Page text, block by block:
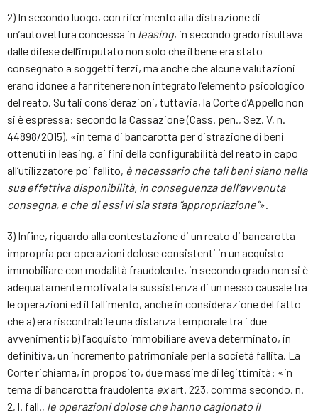
2) In secondo luogo, con riferimento alla distrazione di
un’autovettura concessa in leasing, in secondo grado risultava
dalle difese dell’imputato non solo che il bene era stato
consegnato a soggetti terzi, ma anche che alcune valutazioni
erano idonee a far ritenere non integrato l’elemento psicologico
del reato. Su tali considerazioni, tuttavia, la Corte d’Appello non
si è espressa: secondo la Cassazione (Cass. pen., Sez. V, n.
44898/2015), «in tema di bancarotta per distrazione di beni
ottenuti in leasing, ai fini della configurabilità del reato in capo
all’utilizzatore poi fallito, è necessario che tali beni siano nella
sua effettiva disponibilità, in conseguenza dell’avvenuta
consegna, e che di essi vi sia stata “appropriazione”».
3) Infine, riguardo alla contestazione di un reato di bancarotta
impropria per operazioni dolose consistenti in un acquisto
immobiliare con modalità fraudolente, in secondo grado non si è
adeguatamente motivata la sussistenza di un nesso causale tra
le operazioni ed il fallimento, anche in considerazione del fatto
che a) era riscontrabile una distanza temporale tra i due
avvenimenti; b) l’acquisto immobiliare aveva determinato, in
definitiva, un incremento patrimoniale per la società fallita. La
Corte richiama, in proposito, due massime di legittimità: «in
tema di bancarotta fraudolenta exart. 223, comma secondo, n.
2, l. fall., le operazioni dolose che hanno cagionato il